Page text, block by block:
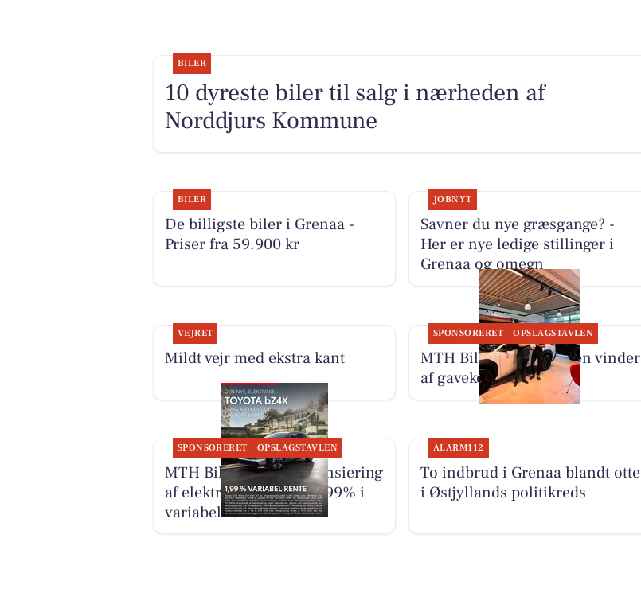
BILER
10 dyreste biler til salg i nærheden af
Norddjurs Kommune
BILER
De billigste biler i Grenaa -
Priser fra 59.900 kr
JOBNYT
Savner du nye græsgange? -
Her er nye ledige stillinger i
Grenaa og omegn
VEJRET
Mildt vejr med ekstra kant
SPONSORERET OPSLAGSTAVLEN
MTH Biler har fundet en vinder
af gavekort til Comwell
SPONSORERET OPSLAGSTAVLEN
MTH Biler tilbyder finansiering
af elektrisk Toyota til 1,99% i
variabel rente
ALARM112
To indbrud i Grenaa blandt otte
i Østjyllands politikreds